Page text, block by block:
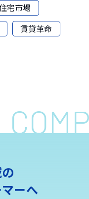
宅市場
賃貸革命
ーへ